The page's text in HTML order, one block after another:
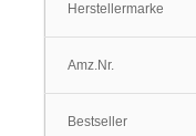
Herstellermarke
Amz.Nr.
Bestseller